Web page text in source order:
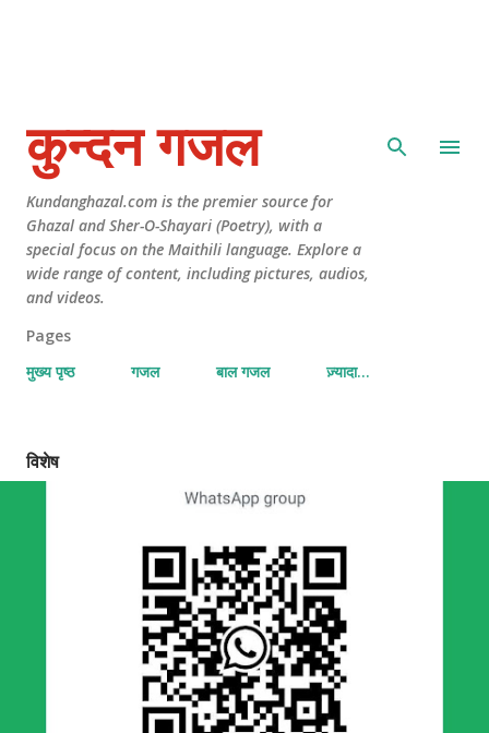
कुन्दन गजल
Kundanghazal.com is the premier source for
Ghazal and Sher-O-Shayari (Poetry), with a
special focus on the Maithili language. Explore a
wide range of content, including pictures, audios,
and videos.
Pages
मुख्य पृष्ठ
गजल बाल गजल ज़्यादा…
विशेष